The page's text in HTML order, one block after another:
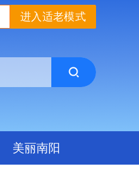
进入适老模式
美丽南阳